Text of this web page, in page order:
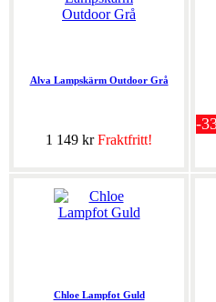
Alva Lampskärm Outdoor Grå
1 149 krFraktfritt!
-
Chloe Lampfot Guld